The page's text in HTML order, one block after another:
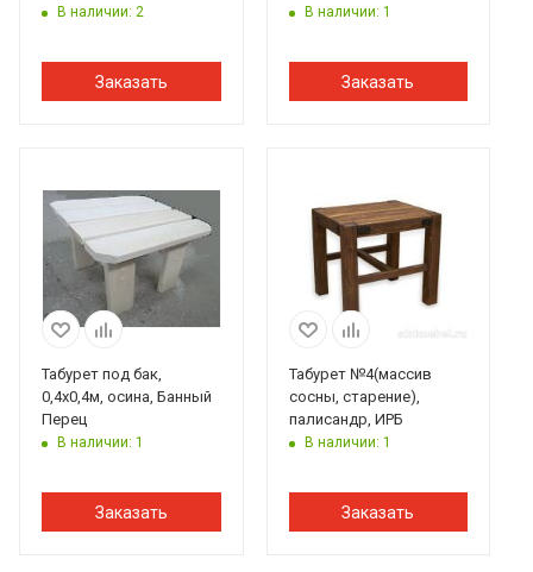
В наличии: 2
Заказать
Банный Перец
В наличии: 1
Заказать
Табурет под бак,
0,4х0,4м, осина, Банный
Перец
В наличии: 1
Заказать
Табурет №4(массив
сосны, старение),
палисандр, ИРБ
В наличии: 1
Заказать